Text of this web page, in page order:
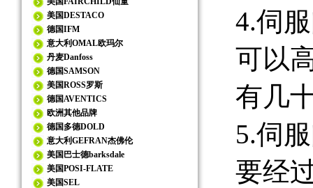
美国DESTACO
德国IFM
意大利OMAL欧玛尔
丹麦Danfoss
德国SAMSON
美国ROSS罗斯
德国AVENTICS
欧洲其他品牌
德国多德DOLD
意大利GEFRAN杰佛伦
美国巴士德barksdale
美国POSI-FLATE
美国SEL
4.伺
可以
有几
5.伺
要经